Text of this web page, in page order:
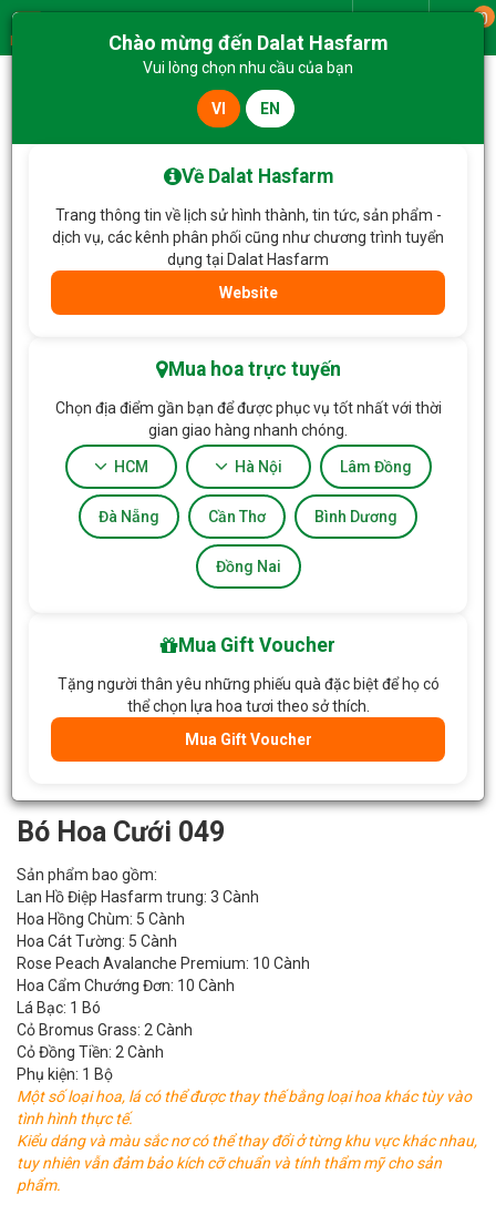
Menu
0
Bó Hoa Cưới 049
Bó Hoa Cưới 049
Sản phẩm bao gồm:
Lan Hồ Điệp Hasfarm trung: 3 Cành
Hoa Hồng Chùm: 5 Cành
Hoa Cát Tường: 5 Cành
Rose Peach Avalanche Premium: 10 Cành
Hoa Cẩm Chướng Đơn: 10 Cành
Lá Bạc: 1 Bó
Cỏ Bromus Grass: 2 Cành
Cỏ Đồng Tiền: 2 Cành
Phụ kiện: 1 Bộ
Một số loại hoa, lá có thể được thay thế bằng loại hoa khác tùy vào
tình hình thực tế.
Kiểu dáng và màu sắc nơ có thể thay đổi ở từng khu vực khác nhau,
tuy nhiên vẫn đảm bảo kích cỡ chuẩn và tính thẩm mỹ cho sản
phẩm.
Chào mừng đến Dalat Hasfarm
Vui lòng chọn nhu cầu của bạn
VI EN
Về Dalat Hasfarm
Trang thông tin về lịch sử hình thành, tin tức, sản phẩm -
dịch vụ, các kênh phân phối cũng như chương trình tuyển
dụng tại Dalat Hasfarm
Website
Mua hoa trực tuyến
Chọn địa điểm gần bạn để được phục vụ tốt nhất với thời
gian giao hàng nhanh chóng.
HCM Hà Nội Lâm Đồng
Đà Nẵng Cần Thơ Bình Dương
Đồng Nai
Mua Gift Voucher
Tặng người thân yêu những phiếu quà đặc biệt để họ có
thể chọn lựa hoa tươi theo sở thích.
Mua Gift Voucher